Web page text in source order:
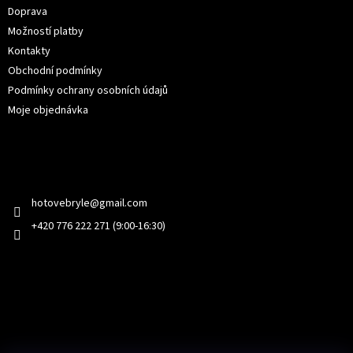
Doprava
Možností platby
Kontakty
Obchodní podmínky
Podmínky ochrany osobních údajů
Moje objednávka
hotovebryle@gmail.com
+420 776 222 271 (9:00-16:30)